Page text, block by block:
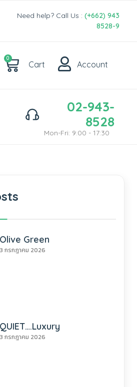
Need help? Call Us : (+662) 943
8528-9
0
Cart Account
02-943-
8528
Mon-Fri: 9:00 - 17:30
Olive Green
3 กรกฎาคม 2026
QUIET….Luxury
3 กรกฎาคม 2026